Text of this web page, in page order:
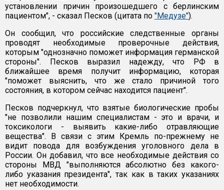
установлении причин произошедшего с берлинским
пациентом", - сказал Песков (цитата по "Медузе").
Он сообщил, что российские следственные органы
проводят необходимые проверочные действия,
которым "однозначно поможет информация германской
стороны". Песков выразил надежду, что РФ в
ближайшее время получит информацию, которая
"поможет выяснить, что же стало причиной того
состояния, в котором сейчас находится пациент".
Песков подчеркнул, что взятые биологические пробы
"не позволили нашим специалистам - это и врачи, и
токсикологи - выявить какие-либо отравляющие
вещества". В связи с этим Кремль по-прежнему не
видит повода для возбуждения уголовного дела в
России. Он добавил, что все необходимые действия со
стороны МВД "выполняются абсолютно без какого-
либо указания президента", так как в таких указаниях
нет необходимости.